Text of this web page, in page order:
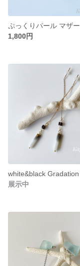
1,800円
white&black Gradation
展示中